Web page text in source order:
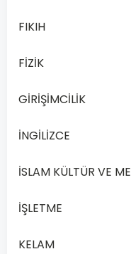
2
Açık
FIKIH
FİZİK
GİRİŞİMCİLİK
İNGİLİZCE
İSLAM KÜLTÜR VE
İŞLETME
KELAM